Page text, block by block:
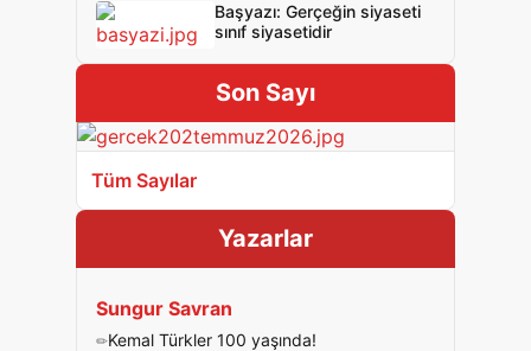
Başyazı: Gerçeğin siyaseti
sınıf siyasetidir
Son Sayı
Tüm Sayılar
Yazarlar
Sungur Savran
Kemal Türkler 100 yaşında!